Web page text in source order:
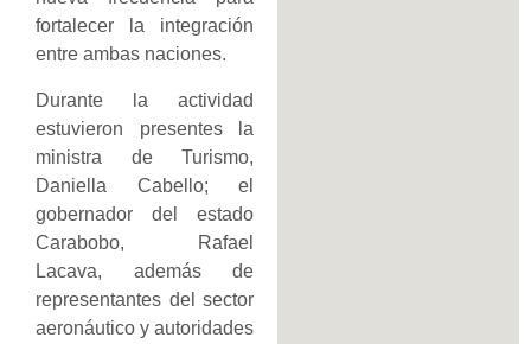
fortalecer la integración
entre ambas naciones.
Durante la actividad
estuvieron presentes la
ministra de Turismo,
Daniella Cabello; el
gobernador del estado
Carabobo, Rafael
Lacava, además de
representantes del sector
aeronáutico y autoridades